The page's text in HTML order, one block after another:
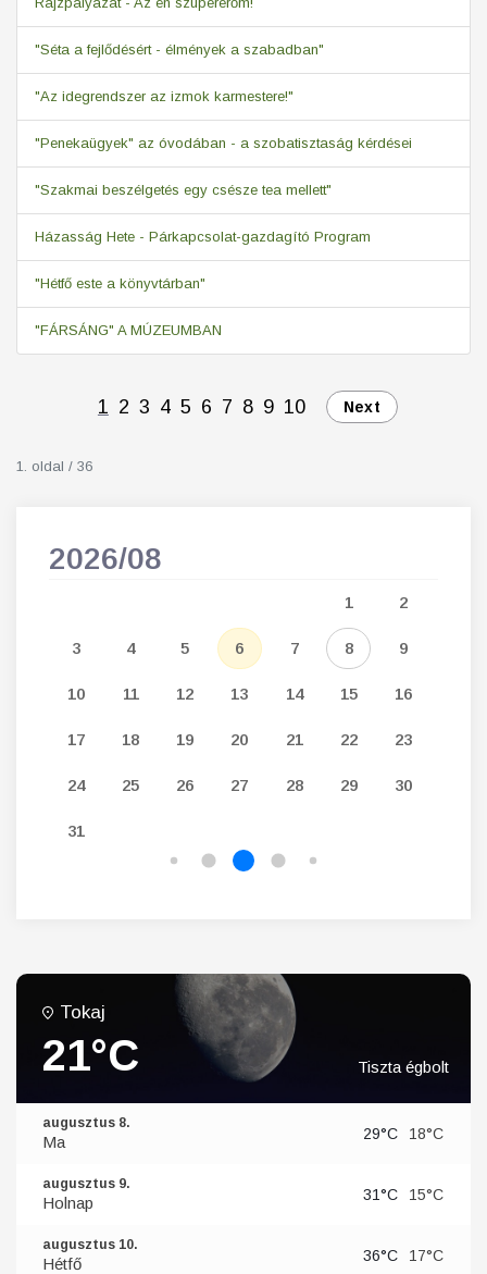
"Séta a fejlődésért - élmények a szabadban"
"Az idegrendszer az izmok karmestere!"
"Penekaügyek" az óvodában - a szobatisztaság kérdései
"Szakmai beszélgetés egy csésze tea mellett"
Házasság Hete - Párkapcsolat-gazdagító Program
"Hétfő este a könyvtárban"
"FÁRSÁNG" A MÚZEUMBAN
1 2 3 4 5 6 7 8 9 10 Next
1. oldal / 36
2026/08
1 2
3 4 5 6 7 8 9
10 11 12 13 14 15 16
17 18 19 20 21 22 23
24 25 26 27 28 29 30
31
Tokaj
21°C Tiszta égbolt
augusztus 8.
Ma 29°C 18°C
augusztus 9.
Holnap 31°C 15°C
augusztus 10.
Hétfő 36°C 17°C